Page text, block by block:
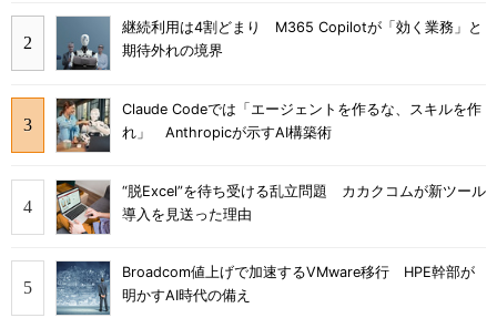
継続利用は4割どまり M365 Copilotが「効く業務」と
期待外れの境界
Claude Codeでは「エージェントを作るな、スキルを作
れ」 Anthropicが示すAI構築術
“脱Excel”を待ち受ける乱立問題 カカクコムが新ツール
導入を見送った理由
Broadcom値上げで加速するVMware移行 HPE幹部が
明かすAI時代の備え